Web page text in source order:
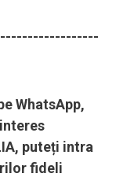
WhatsApp,
puteți intra
fideli